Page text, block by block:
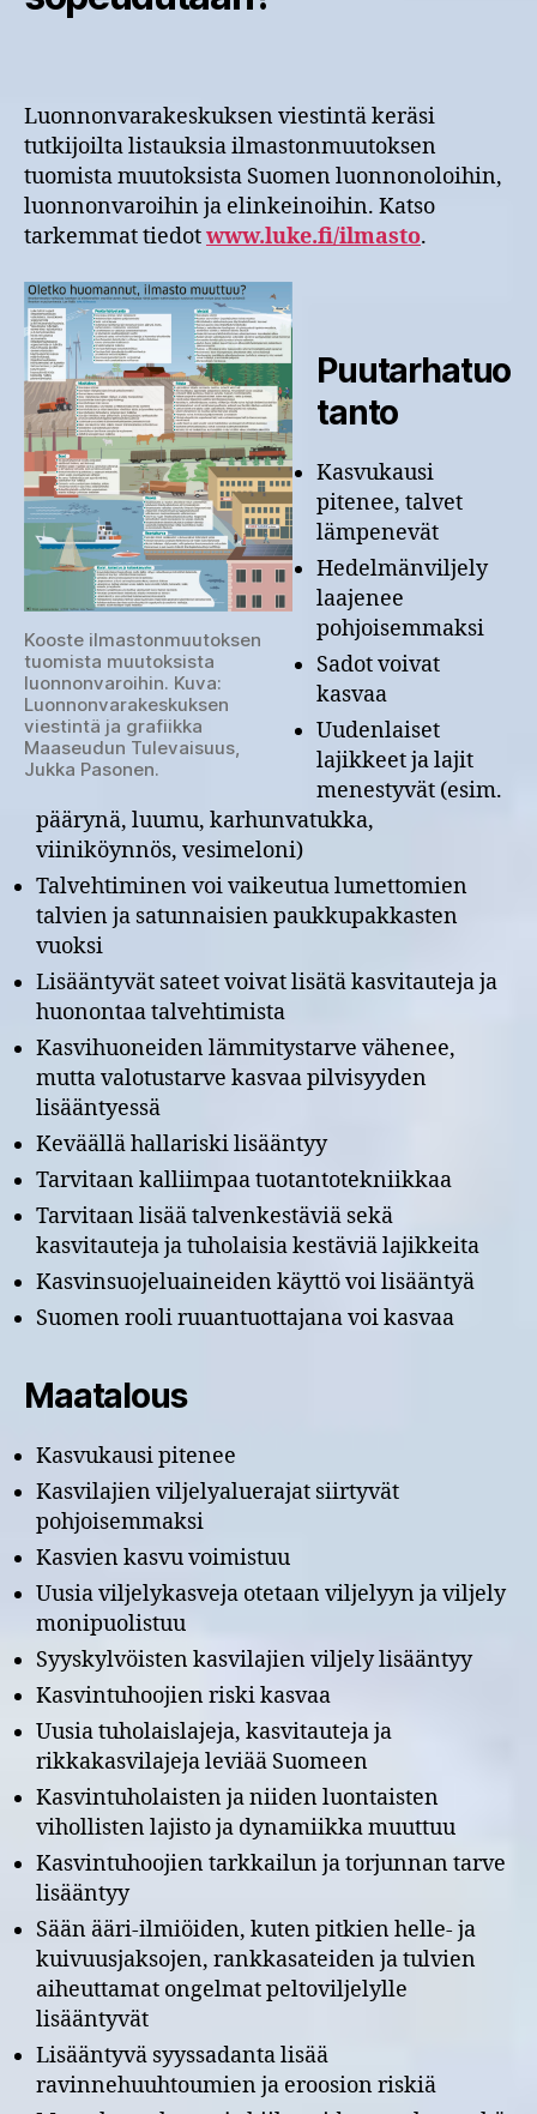
Luonnonvarakeskuksen viestintä keräsi
tutkijoilta listauksia ilmastonmuutoksen
tuomista muutoksista Suomen luonnonoloihin,
luonnonvaroihin ja elinkeinoihin. Katso
tarkemmat tiedotwww.luke.fi/ilmasto.
Kooste ilmastonmuutoksen
tuomista muutoksista
luonnonvaroihin. Kuva:
Luonnonvarakeskuksen
viestintä ja grafiikka
Maaseudun Tulevaisuus,
Jukka Pasonen.
Puutarhatuo
tanto
Kasvukausi
pitenee, talvet
lämpenevät
Hedelmänviljely
laajenee
pohjoisemmaksi
Sadot voivat
kasvaa
Uudenlaiset
lajikkeet ja lajit
menestyvät (esim.
päärynä, luumu, karhunvatukka,
viiniköynnös, vesimeloni)
Talvehtiminen voi vaikeutua lumettomien
talvien ja satunnaisien paukkupakkasten
vuoksi
Lisääntyvät sateet voivat lisätä kasvitauteja ja
huonontaa talvehtimista
Kasvihuoneiden lämmitystarve vähenee,
mutta valotustarve kasvaa pilvisyyden
lisääntyessä
Keväällä hallariski lisääntyy
Tarvitaan kalliimpaa tuotantotekniikkaa
Tarvitaan lisää talvenkestäviä sekä
kasvitauteja ja tuholaisia kestäviä lajikkeita
Kasvinsuojeluaineiden käyttö voi lisääntyä
Suomen rooli ruuantuottajana voi kasvaa
Maatalous
Kasvukausi pitenee
Kasvilajien viljelyaluerajat siirtyvät
pohjoisemmaksi
Kasvien kasvu voimistuu
Uusia viljelykasveja otetaan viljelyyn ja viljely
monipuolistuu
Syyskylvöisten kasvilajien viljely lisääntyy
Kasvintuhoojien riski kasvaa
Uusia tuholaislajeja, kasvitauteja ja
rikkakasvilajeja leviää Suomeen
Kasvintuholaisten ja niiden luontaisten
vihollisten lajisto ja dynamiikka muuttuu
Kasvintuhoojien tarkkailun ja torjunnan tarve
lisääntyy
Sään ääri-ilmiöiden, kuten pitkien helle- ja
kuivuusjaksojen, rankkasateiden ja tulvien
aiheuttamat ongelmat peltoviljelylle
lisääntyvät
Lisääntyvä syyssadanta lisää
ravinnehuuhtoumien ja eroosion riskiä